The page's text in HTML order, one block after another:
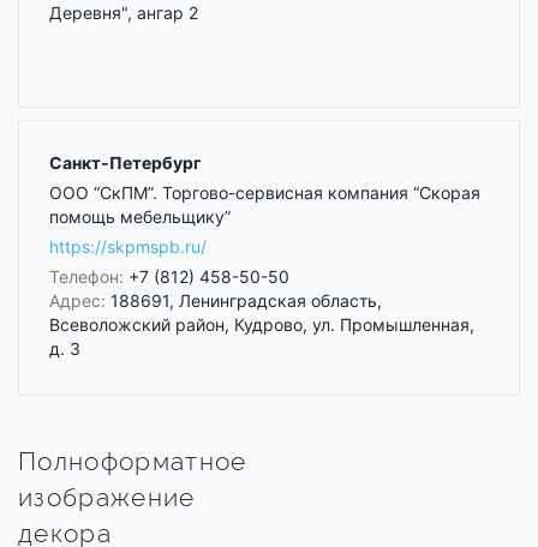
Деревня", ангар 2
Санкт-Петербург
ООО “СкПМ”. Торгово-сервисная компания “Скорая
помощь мебельщику”
https://skpmspb.ru/
Телефон: +7 (812) 458-50-50
Адрес: 188691, Ленинградская область,
Всеволожский район, Кудрово, ул. Промышленная,
д. 3
Полноформатное
изображение
декора